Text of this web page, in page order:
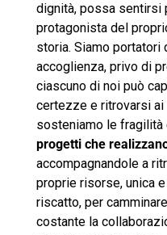
dignità, possa sentirsi
protagonista del
storia. Siamo portatori
accoglienza, privo di
ciascuno di noi può
certezze e ritrovarsi ai
sosteniamo le fragilità
progetti che
accompagnandole a
proprie risorse, unica
riscatto, per
costante la